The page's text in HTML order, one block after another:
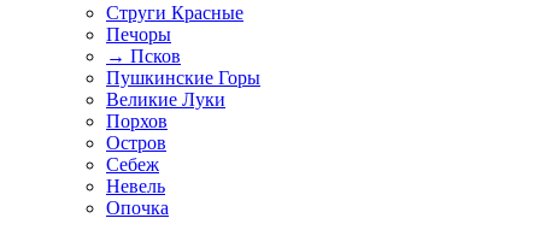
Струги Красные
Печоры
→ Псков
Пушкинские Горы
Великие Луки
Порхов
Остров
Себеж
Невель
Опочка